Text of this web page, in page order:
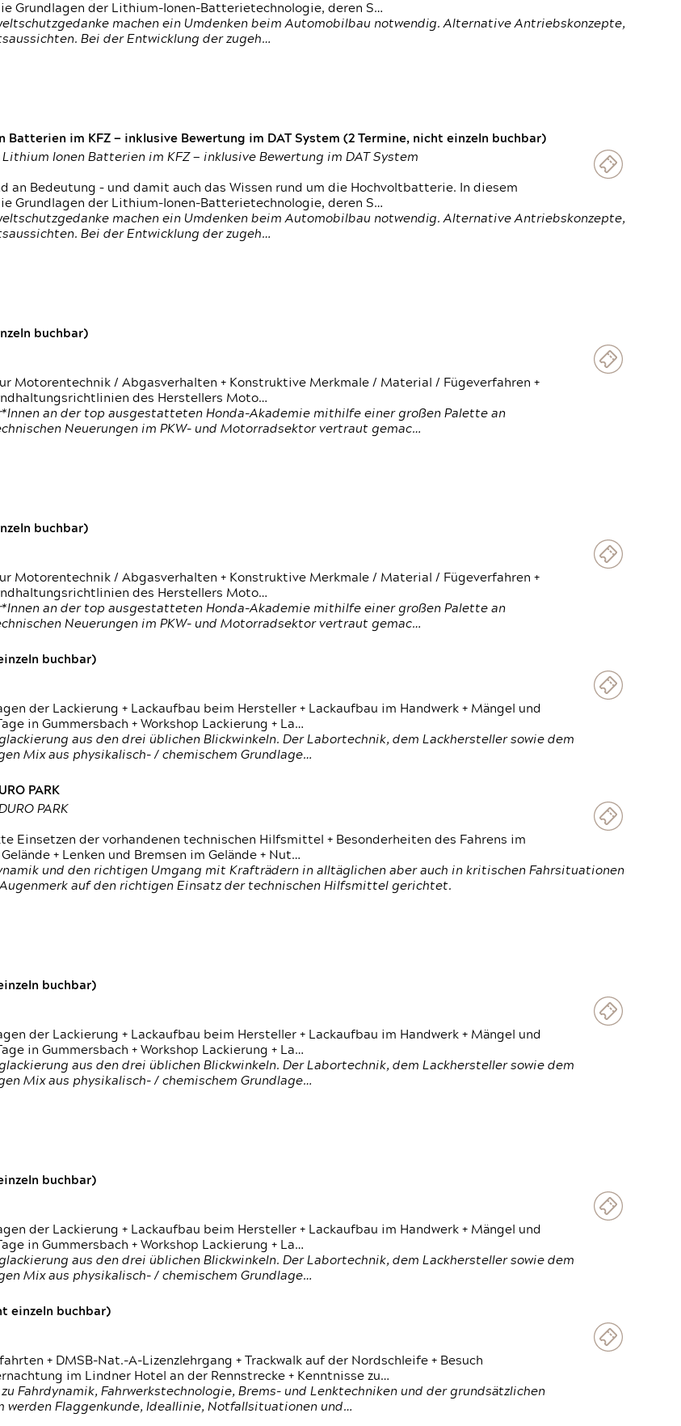
Grundlagen der Lithium-Ionen-Batterietechnologie, deren S…
machen ein Umdenken beim Automobilbau notwendig. Alternative Antriebskonzepte,
Bei der Entwicklung der zugeh…
im KFZ — inklusive Bewertung im DAT System (2 Termine, nicht einzeln buchbar)
Ionen Batterien im KFZ — inklusive Bewertung im DAT System
an Bedeutung – und damit auch das Wissen rund um die Hochvoltbatterie. In diesem
Grundlagen der Lithium-Ionen-Batterietechnologie, deren S…
machen ein Umdenken beim Automobilbau notwendig. Alternative Antriebskonzepte,
Bei der Entwicklung der zugeh…
buchbar)
Motorentechnik / Abgasverhalten + Konstruktive Merkmale / Material / Fügeverfahren +
des Herstellers Moto…
an der top ausgestatteten Honda-Akademie mithilfe einer großen Palette an
Neuerungen im PKW- und Motorradsektor vertraut gemac…
buchbar)
Motorentechnik / Abgasverhalten + Konstruktive Merkmale / Material / Fügeverfahren +
des Herstellers Moto…
an der top ausgestatteten Honda-Akademie mithilfe einer großen Palette an
Neuerungen im PKW- und Motorradsektor vertraut gemac…
buchbar)
der Lackierung + Lackaufbau beim Hersteller + Lackaufbau im Handwerk + Mängel und
in Gummersbach + Workshop Lackierung + La…
aus den drei üblichen Blickwinkeln. Der Labortechnik, dem Lackhersteller sowie dem
Mix aus physikalisch- / chemischem Grundlage…
PARK
PARK
Einsetzen der vorhandenen technischen Hilfsmittel + Besonderheiten des Fahrens im
+ Lenken und Bremsen im Gelände + Nut…
und den richtigen Umgang mit Krafträdern in alltäglichen aber auch in kritischen Fahrsituationen
auf den richtigen Einsatz der technischen Hilfsmittel gerichtet.
buchbar)
der Lackierung + Lackaufbau beim Hersteller + Lackaufbau im Handwerk + Mängel und
in Gummersbach + Workshop Lackierung + La…
aus den drei üblichen Blickwinkeln. Der Labortechnik, dem Lackhersteller sowie dem
Mix aus physikalisch- / chemischem Grundlage…
buchbar)
der Lackierung + Lackaufbau beim Hersteller + Lackaufbau im Handwerk + Mängel und
in Gummersbach + Workshop Lackierung + La…
aus den drei üblichen Blickwinkeln. Der Labortechnik, dem Lackhersteller sowie dem
Mix aus physikalisch- / chemischem Grundlage…
einzeln buchbar)
+ DMSB-Nat.-A-Lizenzlehrgang + Trackwalk auf der Nordschleife + Besuch
im Lindner Hotel an der Rennstrecke + Kenntnisse zu…
Fahrdynamik, Fahrwerkstechnologie, Brems- und Lenktechniken und der grundsätzlichen
werden Flaggenkunde, Ideallinie, Notfallsituationen und…